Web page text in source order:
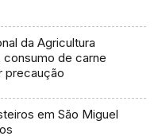
da Agricultura
consumo de carne
precaução
em São Miguel